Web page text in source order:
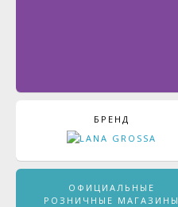
БРЕНД
ОФИЦИАЛЬНЫЕ
РОЗНИЧНЫЕ МАГАЗИНЫ